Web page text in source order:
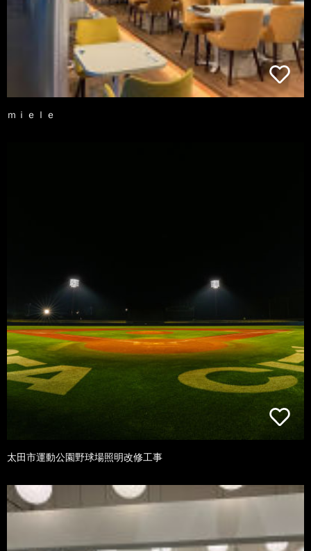
ｍｉｅｌｅ
太田市運動公園野球場照明改修工事